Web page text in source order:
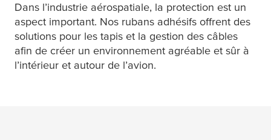
Dans l’industrie aérospatiale, la protection est un
aspect important. Nos rubans adhésifs offrent des
solutions pour les tapis et la gestion des câbles
afin de créer un environnement agréable et sûr à
l’intérieur et autour de l’avion.